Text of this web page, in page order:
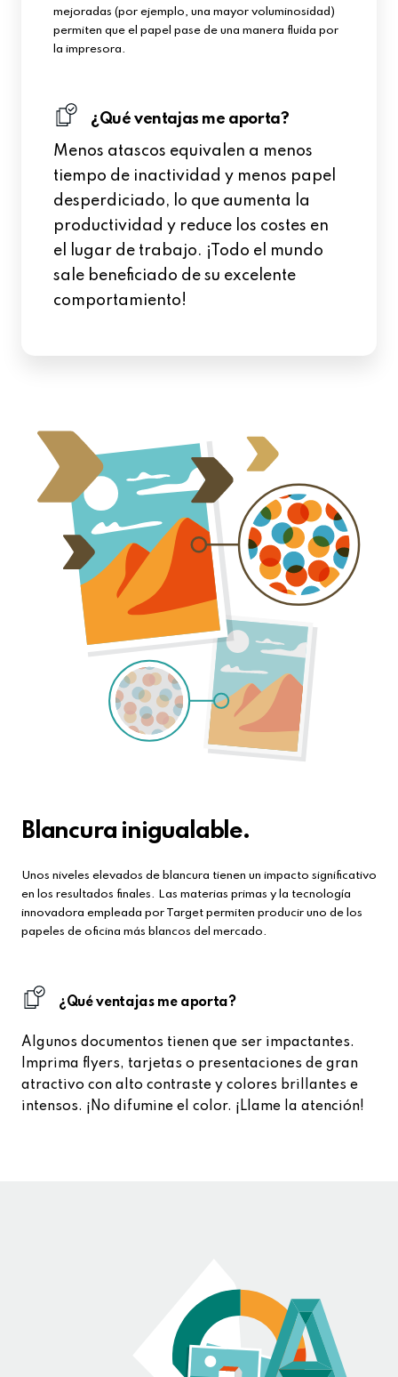
mejoradas (por ejemplo, una mayor voluminosidad)
permiten que el papel pase de una manera fluida por
la impresora.
¿Qué ventajas me aporta?
Menos atascos equivalen a menos
tiempo de inactividad y menos papel
desperdiciado, lo que aumenta la
productividad y reduce los costes en
el lugar de trabajo. ¡Todo el mundo
sale beneficiado de su excelente
comportamiento!
Blancura inigualable.
Unos niveles elevados de blancura tienen un impacto significativo
en los resultados finales. Las materias primas y la tecnología
innovadora empleada por Target permiten producir uno de los
papeles de oficina más blancos del mercado.
¿Qué ventajas me aporta?
Algunos documentos tienen que ser impactantes.
Imprima flyers, tarjetas o presentaciones de gran
atractivo con alto contraste y colores brillantes e
intensos. ¡No difumine el color. ¡Llame la atención!